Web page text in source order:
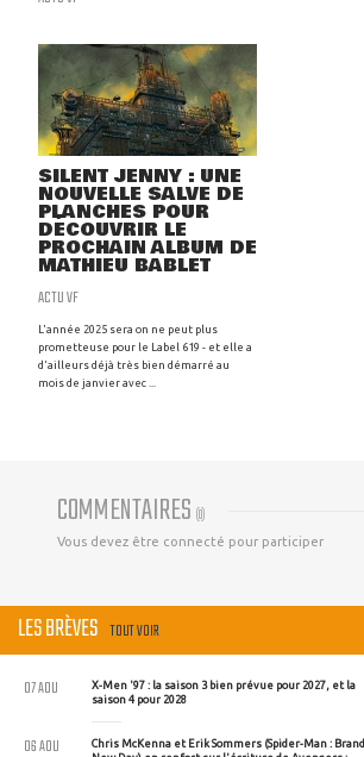
SILENT JENNY : UNE
NOUVELLE SALVE DE
PLANCHES POUR
DÉCOUVRIR LE
PROCHAIN ALBUM DE
MATHIEU BABLET
ACTU VF
L'année 2025 sera on ne peut plus
prometteuse pour le Label 619 - et elle a
d'ailleurs déjà très bien démarré au
mois de janvier avec ...
COMMENTAIRES (0)
Vous devez être connecté pour participer
LES BRÈVES TOUT VOIR
X-Men '97 : la saison 3 bien prévue pour 2027, et la
saison 4 pour 2028
07 AOU
Chris McKenna et Erik Sommers (Spider-Man : Brand
06 AOU